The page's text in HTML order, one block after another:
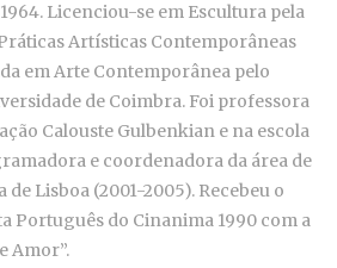
Licenciou-se em Escultura pela
Artísticas Contemporâneas
em Arte Contemporânea pelo
de Coimbra. Foi professora
Calouste Gulbenkian e na escola
e coordenadora da área de
Lisboa (2001-2005). Recebeu o
Português do Cinanima 1990 com a
Amor”.